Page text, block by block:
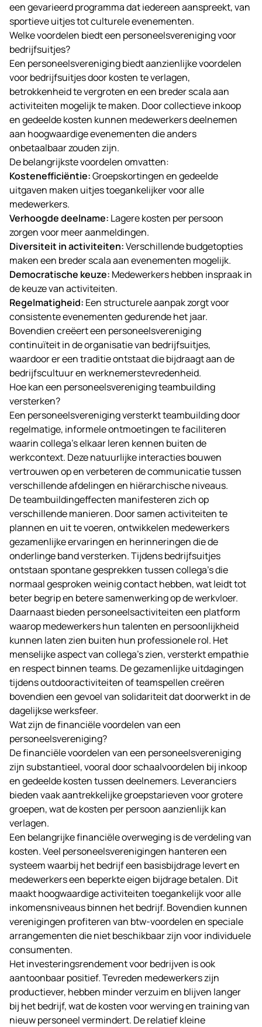
een gevarieerd programma dat iedereen aanspreekt, van
sportieve uitjes tot culturele evenementen.
Welke voordelen biedt een personeelsvereniging voor
bedrijfsuitjes?
Een personeelsvereniging biedt aanzienlijke voordelen
voor bedrijfsuitjes door kosten te verlagen,
betrokkenheid te vergroten en een breder scala aan
activiteiten mogelijk te maken. Door collectieve inkoop
en gedeelde kosten kunnen medewerkers deelnemen
aan hoogwaardige evenementen die anders
onbetaalbaar zouden zijn.
De belangrijkste voordelen omvatten:
Kostenefficiëntie:Groepskortingen en gedeelde
uitgaven maken uitjes toegankelijker voor alle
medewerkers.
Verhoogde deelname: Lagere kosten per persoon
zorgen voor meer aanmeldingen.
Diversiteit in activiteiten:Verschillende budgetopties
maken een breder scala aan evenementen mogelijk.
Democratische keuze: Medewerkers hebben inspraak in
de keuze van activiteiten.
Regelmatigheid: Een structurele aanpak zorgt voor
consistente evenementen gedurende het jaar.
Bovendien creëert een personeelsvereniging
continuïteit in de organisatie van bedrijfsuitjes,
waardoor er een traditie ontstaat die bijdraagt aan de
bedrijfscultuur en werknemerstevredenheid.
Hoe kan een personeelsvereniging teambuilding
versterken?
Een personeelsvereniging versterkt teambuilding door
regelmatige, informele ontmoetingen te faciliteren
waarin collega’s elkaar leren kennen buiten de
werkcontext. Deze natuurlijke interacties bouwen
vertrouwen op en verbeteren de communicatie tussen
verschillende afdelingen en hiërarchische niveaus.
De teambuildingeffecten manifesteren zich op
verschillende manieren. Door samen activiteiten te
plannen en uit te voeren, ontwikkelen medewerkers
gezamenlijke ervaringen en herinneringen die de
onderlinge band versterken. Tijdens bedrijfsuitjes
ontstaan spontane gesprekken tussen collega’s die
normaal gesproken weinig contact hebben, wat leidt tot
beter begrip en betere samenwerking op de werkvloer.
Daarnaast bieden personeelsactiviteiten een platform
waarop medewerkers hun talenten en persoonlijkheid
kunnen laten zien buiten hun professionele rol. Het
menselijke aspect van collega’s zien, versterkt empathie
en respect binnen teams. De gezamenlijke uitdagingen
tijdens outdooractiviteiten of teamspellen creëren
bovendien een gevoel van solidariteit dat doorwerkt in de
dagelijkse werksfeer.
Wat zijn de financiële voordelen van een
personeelsvereniging?
De financiële voordelen van een personeelsvereniging
zijn substantieel, vooral door schaalvoordelen bij inkoop
en gedeelde kosten tussen deelnemers. Leveranciers
bieden vaak aantrekkelijke groepstarieven voor grotere
groepen, wat de kosten per persoon aanzienlijk kan
verlagen.
Een belangrijke financiële overweging is de verdeling van
kosten. Veel personeelsverenigingen hanteren een
systeem waarbij het bedrijf een basisbijdrage levert en
medewerkers een beperkte eigen bijdrage betalen. Dit
maakt hoogwaardige activiteiten toegankelijk voor alle
inkomensniveaus binnen het bedrijf. Bovendien kunnen
verenigingen profiteren van btw-voordelen en speciale
arrangementen die niet beschikbaar zijn voor individuele
consumenten.
Het investeringsrendement voor bedrijven is ook
aantoonbaar positief. Tevreden medewerkers zijn
productiever, hebben minder verzuim en blijven langer
bij het bedrijf, wat de kosten voor werving en training van
nieuw personeel vermindert. De relatief kleine